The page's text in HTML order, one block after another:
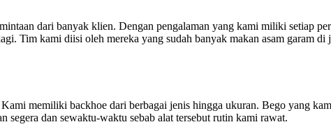
dari banyak klien. Dengan pengalaman yang kami miliki setiap
Tim kami diisi oleh mereka yang sudah banyak makan asam garam
memiliki backhoe dari berbagai jenis hingga ukuran. Bego yang
segera dan sewaktu-waktu sebab alat tersebut rutin kami rawat.